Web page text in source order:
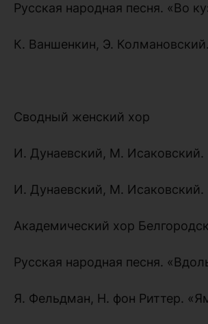
Русская народная песня. «Во
К. Ваншенкин, Э.
Сводный женский хор
И. Дунаевский, М.
И. Дунаевский, М. Исаковский.
Академический хор
Русская народная песня.
Я. Фельдман, Н. фон Риттер.